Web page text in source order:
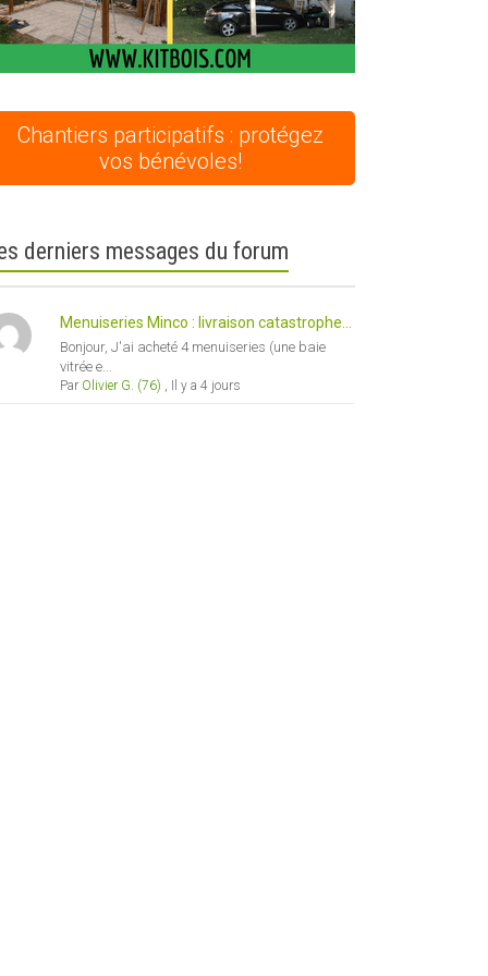
Chantiers participatifs : protégez
vos bénévoles!
derniers messages du forum
Menuiseries Minco : livraison catastrophe...
Bonjour, J'ai acheté 4 menuiseries (une baie
vitrée e...
Par Olivier G. (76) Il y a 4 jours